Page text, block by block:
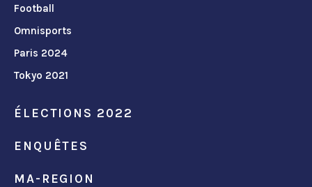
Football
Omnisports
Paris 2024
Tokyo 2021
ÉLECTIONS 2022
ENQUÊTES
MA-REGION